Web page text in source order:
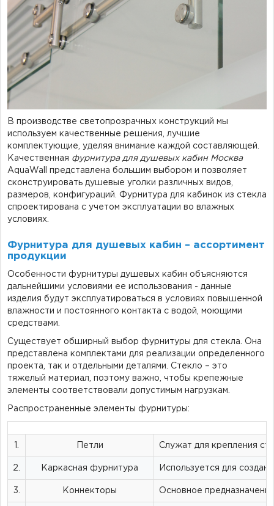
В производстве светопрозрачных конструкций мы
используем качественные решения, лучшие
комплектующие, уделяя внимание каждой составляющей.
Качественная фурнитура для душевых кабин Москва
AquaWall представлена большим выбором и позволяет
сконструировать душевые уголки различных видов,
размеров, конфигураций. Фурнитура для кабинок из стекла
спроектирована с учетом эксплуатации во влажных
условиях.
Фурнитура для душевых кабин – ассортимент
продукции
Особенности фурнитуры душевых кабин объясняются
дальнейшими условиями ее использования - данные
изделия будут эксплуатироваться в условиях повышенной
влажности и постоянного контакта с водой, моющими
средствами.
Существует обширный выбор фурнитуры для стекла. Она
представлена комплектами для реализации определенного
проекта, так и отдельными деталями. Стекло – это
тяжелый материал, поэтому важно, чтобы крепежные
элементы соответствовали допустимым нагрузкам.
Распространенные элементы фурнитуры:
Петли Служат для крепления
2. Каркасная фурнитура Используется для
3. Коннекторы Основное